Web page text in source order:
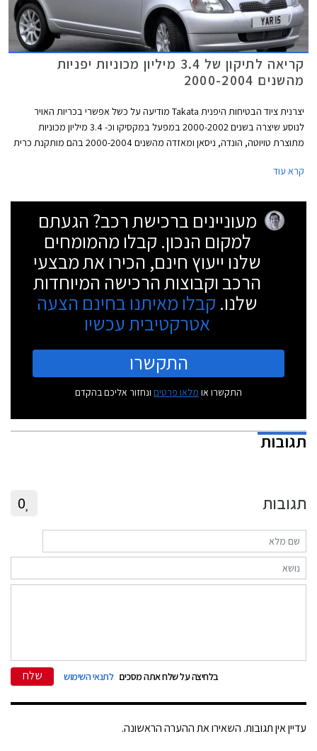
קריאה לתיקון של 3.4 מיליון מכוניות יפניות
מהשנים 2000-2004
יצרנית ציוד הבטיחות היפנית Takata מודיעה על כשל אפשרי בכריות האויר
לנוסע שיצרה בשנים 2000-2002 במפעל במקסיקו וכ- 3.4 מיליון מכוניות
מתוצרת טויוטה, הונדה, ניסאן ומאזדה מהשנים 2000-2004 בהם מותקנת כרית
כך. שמות יצרני רכב נוספים מחוץ ליפן אשר עשו שימוש בכריות האוויר הלקויות
קרא עוד
מעוניינים ברכישת רכב? הגעתם
למקום הנכון. קבלו מהמומחים
שלנו ייעוץ חינם, הכירו את מבצעי
הרכב וקבוצות הרכישה המיוחדות
שלנו. קבלו מאיתנו בחינם הצעה
אטרקטיבית עכשיו
התקשרו
התקשרו או מלאו פרטים ונחזור אליכם בהקדם
תגובות
תגובות 0
בלחיצה על שלח אתה מסכים לתנאי השימוש שלח
עדיין אין תגובות. השאירו את ההערה הראשונה.